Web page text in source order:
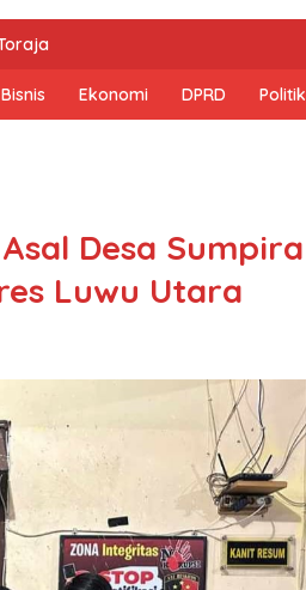
Bisnis Ekonomi DPRD Politik
Desa Sumpira
Luwu Utara